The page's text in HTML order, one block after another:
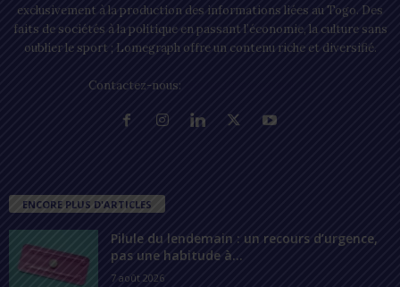
exclusivement à la production des informations liées au Togo. Des
faits de sociétés à la politique en passant l’économie, la culture sans
oublier le sport ; Lomegraph offre un contenu riche et diversifié.
Contactez-nous:
ENCORE PLUS D'ARTICLES
Pilule du lendemain : un recours d’urgence,
pas une habitude à...
7 août 2026